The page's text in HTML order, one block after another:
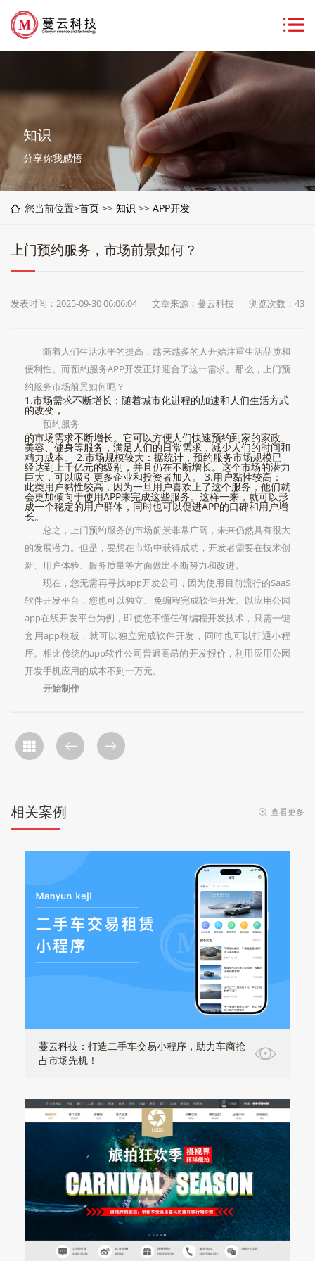
知识
分享你我感悟
您当前位置>首页 >> 知识 >> APP开发
上门预约服务，市场前景如何？
发表时间：2025-09-30 06:06:04 文章来源：蔓云科技 浏览次数：43
随着人们生活水平的提高，越来越多的人开始注重生活品质和
便利性。而预约服务APP开发正好迎合了这一需求。那么，上门预
约服务市场前景如何呢？
1.市场需求不断增长：随着城市化进程的加速和人们生活方式
的改变，
预约服务
的市场需求不断增长。它可以方便人们快速预约到家的家政、
美容、健身等服务，满足人们的日常需求，减少人们的时间和
精力成本。 2.市场规模较大：据统计，预约服务市场规模已
经达到上千亿元的级别，并且仍在不断增长。这个市场的潜力
巨大，可以吸引更多企业和投资者加入。 3.用户黏性较高：
此类用户黏性较高，因为一旦用户喜欢上了这个服务，他们就
会更加倾向于使用APP来完成这些服务。这样一来，就可以形
成一个稳定的用户群体，同时也可以促进APP的口碑和用户增
长。
总之，上门预约服务的市场前景非常广阔，未来仍然具有很大
的发展潜力。但是，要想在市场中获得成功，开发者需要在技术创
新、用户体验、服务质量等方面做出不断努力和改进。
现在，您无需再寻找app开发公司，因为使用目前流行的SaaS
软件开发平台，您也可以独立、免编程完成软件开发。以应用公园
app在线开发平台为例，即使您不懂任何编程开发技术，只需一键
套用app模板，就可以独立完成软件开发，同时也可以打通小程
序。相比传统的app软件公司普遍高昂的开发报价，利用应用公园
开发手机应用的成本不到一万元。
开始制作
相关案例 查看更多
蔓云科技：打造二手车交易小程序，助力车商抢
占市场先机！